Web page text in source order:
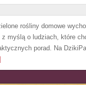
rośliny domowe
myślą o ludziach, które
porad. Na